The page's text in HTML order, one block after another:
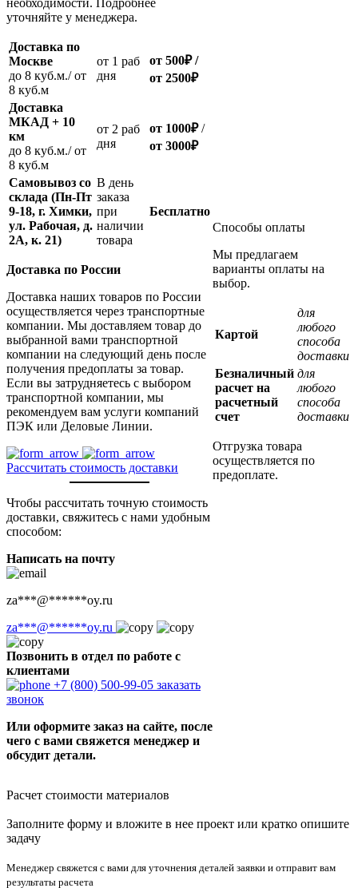
уточняйте у менеджера.
Доставка по
Москве
до 8 куб.м./ от
8 куб.м
oт 1 раб
дня
от 500₽/
от 2500₽
Доставка
МКАД + 10
км
до 8 куб.м./ от
8 куб.м
oт 2 раб
дня
от 1000₽/
от 3000₽
Самовывоз со
склада (Пн-Пт
9-18, г. Химки,
ул. Рабочая, д.
2А, к. 21)
В день
заказа
при
наличии
товара
Бесплатно
Доставка по России
Доставка наших товаров по России
осуществляется через транспортные
компании. Мы доставляем товар до
выбранной вами транспортной
компании на следующий день после
получения предоплаты за товар.
Если вы затрудняетесь с выбором
транспортной компании, мы
рекомендуем вам услуги компаний
ПЭК или Деловые Линии.
Рассчитать стоимость доставки
Чтобы рассчитать точную стоимость
доставки, свяжитесь с нами удобным
способом:
Написать на почту
za***@******oy.ru
za***@******oy.ru
Позвонить в отдел по работе с
клиентами
+7 (800) 500-99-05 заказать
звонок
Или оформите заказ на сайте, после
чего с вами свяжется менеджер и
обсудит детали.
Способы оплаты
Мы предлагаем
варианты оплаты на
выбор.
Картой
для
любого
способа
доставки
Безналичный
расчет на
расчетный
счет
для
любого
способа
доставки
Отгрузка товара
осуществляется по
предоплате.
Расчет стоимости материалов
Заполните форму и вложите в нее проект или кратко опишите
задачу
Менеджер свяжется с вами для уточнения деталей заявки и отправит вам
результаты расчета